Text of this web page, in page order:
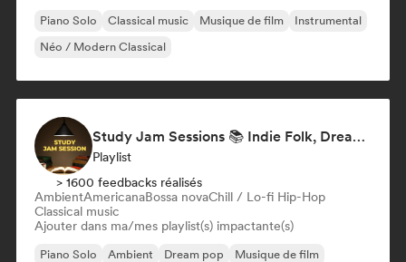
Piano Solo Classical music Musique de film
Instrumental
Néo / Modern Classical
Study Jam Sessions 📚 Indie Folk, Dream Pop & Singer-Songwriter
Playlist
> 1600 feedbacks réalisés
AmbientAmericanaBossa novaChill / Lo-fi Hip-Hop
Classical music
Ajouter dans ma/mes playlist(s) impactante(s)
Piano Solo Ambient Dream pop
Musique de film